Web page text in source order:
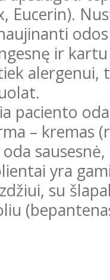
Eucerin).
ir
paciento
– kremas
yra
su